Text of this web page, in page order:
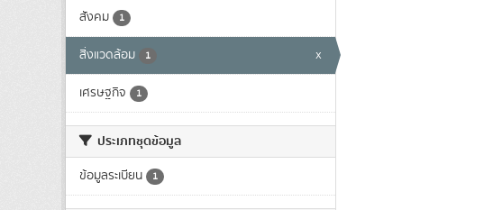
สังคม 1
สิ่งแวดล้อม 1 x
เศรษฐกิจ 1
ประเภทชุดข้อมูล
ข้อมูลระเบียน 1